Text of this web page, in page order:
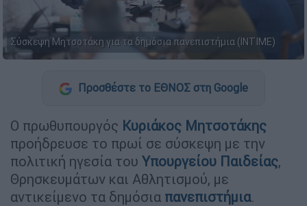
Σύσκεψη Μητσοτάκη για τα δημόσια πανεπιστήμια (ΙNTIME)
Προσθέστε το ΕΘΝΟΣ στη Google
Ο πρωθυπουργός Κυριάκος Μητσοτάκης
προήδρευσε το πρωί σε σύσκεψη με την
πολιτική ηγεσία του Υπουργείου Παιδείας,
Θρησκευμάτων και Αθλητισμού, με
αντικείμενο τα δημόσια πανεπιστήμια.